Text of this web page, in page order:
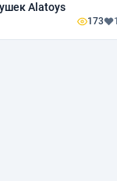
Аlatoys
173 1